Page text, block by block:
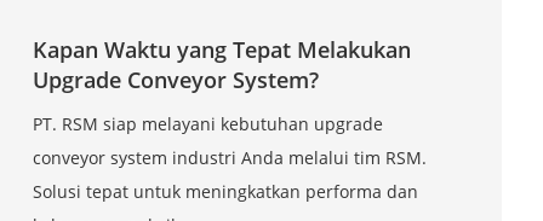
Kapan Waktu yang Tepat Melakukan
Upgrade Conveyor System?
PT. RSM siap melayani kebutuhan upgrade
conveyor system industri Anda melalui tim RSM.
Solusi tepat untuk meningkatkan performa dan